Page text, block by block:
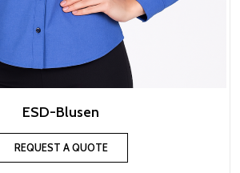
ESD-Blusen
REQUEST A QUOTE